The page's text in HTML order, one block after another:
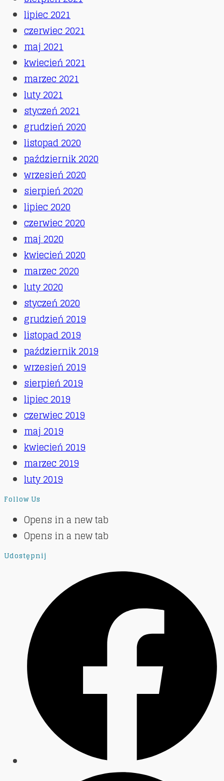
lipiec 2021
czerwiec 2021
maj 2021
kwiecień 2021
marzec 2021
luty 2021
styczeń 2021
grudzień 2020
listopad 2020
październik 2020
wrzesień 2020
sierpień 2020
lipiec 2020
czerwiec 2020
maj 2020
kwiecień 2020
marzec 2020
luty 2020
styczeń 2020
grudzień 2019
listopad 2019
październik 2019
wrzesień 2019
sierpień 2019
lipiec 2019
czerwiec 2019
maj 2019
kwiecień 2019
marzec 2019
luty 2019
Follow Us
Opens in a new tab
Opens in a new tab
Udostępnij